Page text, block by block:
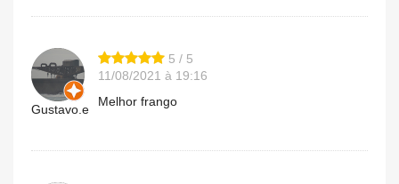
Gustavo.e
5 / 5
11/08/2021 à 19:16
Melhor frango